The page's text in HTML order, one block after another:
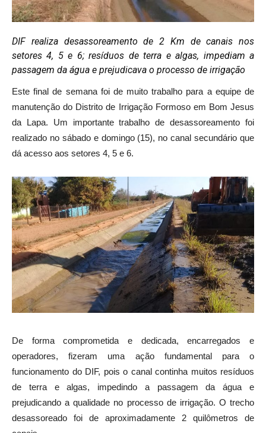
DIF realiza desassoreamento de 2 Km de canais nos
setores 4, 5 e 6; resíduos de terra e algas, impediam a
passagem da água e prejudicava o processo de irrigação
Este final de semana foi de muito trabalho para a equipe de
manutenção do Distrito de Irrigação Formoso em Bom Jesus
da Lapa. Um importante trabalho de desassoreamento foi
realizado no sábado e domingo (15), no canal secundário que
dá acesso aos setores 4, 5 e 6.
De forma comprometida e dedicada, encarregados e
operadores, fizeram uma ação fundamental para o
funcionamento do DIF, pois o canal continha muitos resíduos
de terra e algas, impedindo a passagem da água e
prejudicando a qualidade no processo de irrigação. O trecho
desassoreado foi de aproximadamente 2 quilômetros de